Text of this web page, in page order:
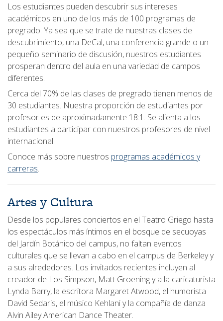
Los estudiantes pueden descubrir sus intereses
académicos en uno de los más de 100 programas de
pregrado. Ya sea que se trate de nuestras clases de
descubrimiento, una DeCal, una conferencia grande o un
pequeño seminario de discusión, nuestros estudiantes
prosperan dentro del aula en una variedad de campos
diferentes.
Cerca del 70% de las clases de pregrado tienen menos de
30 estudiantes. Nuestra proporción de estudiantes por
profesor es de aproximadamente 18:1. Se alienta a los
estudiantes a participar con nuestros profesores de nivel
internacional.
Conoce más sobre nuestros programas académicos y
carreras.
Artes y Cultura
Desde los populares conciertos en el Teatro Griego hasta
los espectáculos más íntimos en el bosque de secuoyas
del Jardín Botánico del campus, no faltan eventos
culturales que se llevan a cabo en el campus de Berkeley y
a sus alrededores. Los invitados recientes incluyen al
creador de Los Simpson, Matt Groening y a la caricaturista
Lynda Barry, la escritora Margaret Atwood, el humorista
David Sedaris, el músico Kehlani y la compañía de danza
Alvin Ailey American Dance Theater.